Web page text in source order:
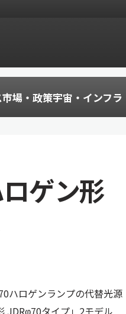
市場・政策宇宙・インフラ
ゲン形
ハロゲンランプの代替光源
JDRφ70タイプ」2モデル